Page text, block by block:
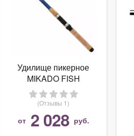
Удилище пикерное
MIKADO FISH
HUNTER
TELEPICKER 270
(WAA013-270)
(Отзывы 1)
от 2 028 руб.